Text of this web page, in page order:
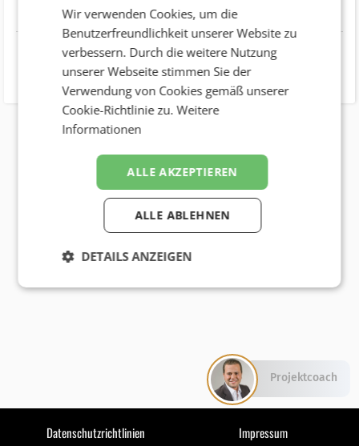
Website http://www.sekundaras.at/
Datenschutzrichtlinien Impressum
Wir verwenden Cookies, um die
Benutzerfreundlichkeit unserer Website zu
verbessern. Durch die weitere Nutzung
unserer Webseite stimmen Sie der
Verwendung von Cookies gemäß unserer
Cookie-Richtlinie zu.Weitere
Informationen
ALLE AKZEPTIEREN
ALLE ABLEHNEN
DETAILS ANZEIGEN
Projektcoach